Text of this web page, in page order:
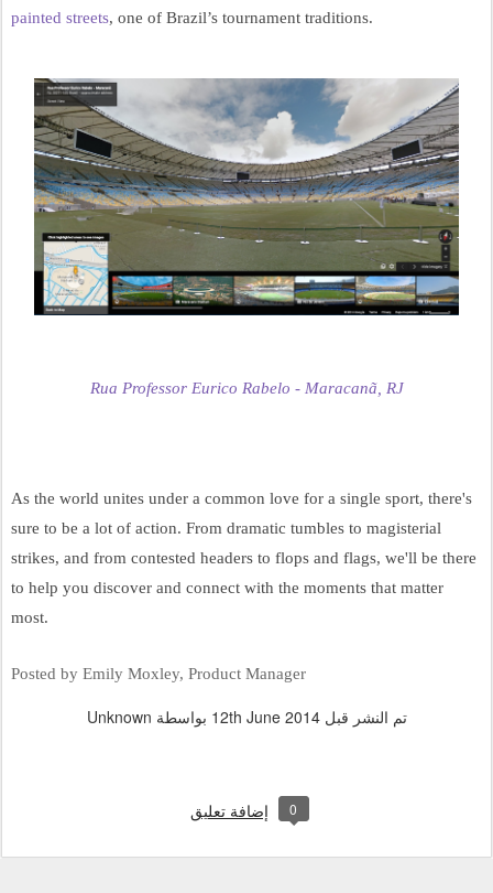
painted streets, one of Brazil’s tournament traditions.
Rua Professor Eurico Rabelo - Maracanã, RJ
As the world unites under a common love for a single sport, there's
sure to be a lot of action. From dramatic tumbles to magisterial
strikes, and from contested headers to flops and flags, we'll be there
to help you discover and connect with the moments that matter
most.
Posted by Emily Moxley, Product Manager
تم النشر قبل12th June 2014 بواسطة Unknown
0 إضافة تعليق